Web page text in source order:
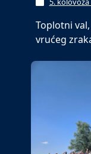
Toplotni
vrućeg